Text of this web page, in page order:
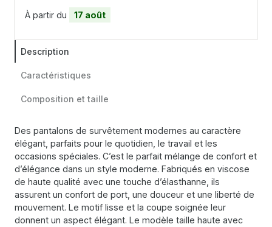
À partir du 17 août
Description
Caractéristiques
Composition et taille
Des pantalons de survêtement modernes au caractère
élégant, parfaits pour le quotidien, le travail et les
occasions spéciales. C’est le parfait mélange de confort et
d’élégance dans un style moderne. Fabriqués en viscose
de haute qualité avec une touche d’élasthanne, ils
assurent un confort de port, une douceur et une liberté de
mouvement. Le motif lisse et la coupe soignée leur
donnent un aspect élégant. Le modèle taille haute avec